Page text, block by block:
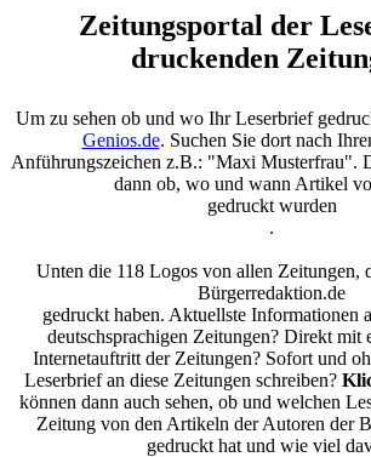
Zeitungsportal der
druckenden
Um zu sehen ob und wo Ihr Leserbrief
Genios.de. Suchen Sie dort nach
Anführungszeichen z.B.: "Maxi Musterfrau".
dann ob, wo und wann Artikel
gedruckt wurden
.
Unten die 118 Logos von allen Zeitungen,
Bürgerredaktion.de
gedruckt haben. Aktuellste Informationen
deutschsprachigen Zeitungen? Direkt mit
Internetauftritt der Zeitungen? Sofort und
Leserbrief an diese Zeitungen schreiben?
können dann auch sehen, ob und welchen
Zeitung von den Artikeln der Autoren der
gedruckt hat und wie viel